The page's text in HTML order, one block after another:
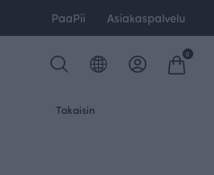
PaaPii Asiakaspalvelu
0
Takaisin